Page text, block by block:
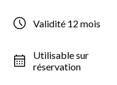
Validité 12 mois
Utilisable sur
réservation